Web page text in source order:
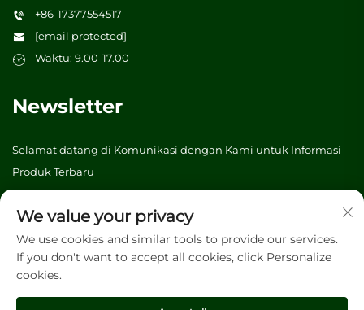
+86-17377554517
[email protected]
Waktu: 9.00-17.00
Newsletter
Selamat datang di Komunikasi dengan Kami untuk Informasi
Produk Terbaru
Printing Co., Ltd. Seluruh hak dilindungi. - Kebijakan privasi
We value your privacy
We use cookies and similar tools to provide our services.
If you don't want to accept all cookies, click Personalize
cookies.